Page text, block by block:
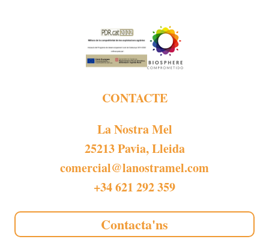
CONTACTE
La Nostra Mel
25213 Pavia, Lleida
comercial@lanostramel.com
+34 621 292 359
Contacta'ns